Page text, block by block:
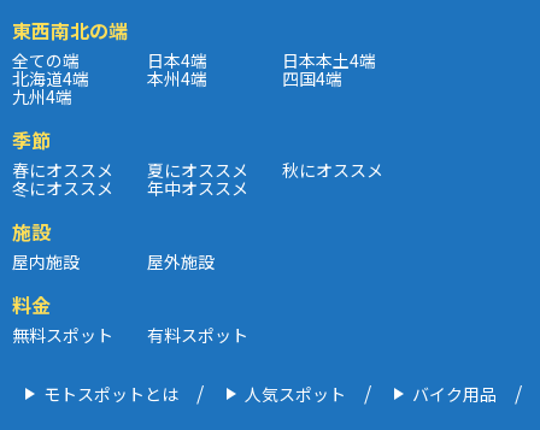
東西南北の端
全ての端 日本4端 日本本土4端
北海道4端 本州4端 四国4端
九州4端
季節
春にオススメ 夏にオススメ 秋にオススメ
冬にオススメ 年中オススメ
施設
屋内施設 屋外施設
料金
無料スポット 有料スポット
モトスポットとは 人気スポット バイク用品